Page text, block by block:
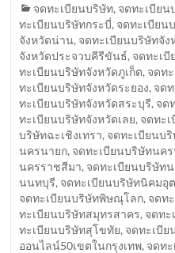
จดทะเบียนบริษัท, จดทะเบียน
ทะเบียนบริษัทกระบี่, จดทะเบียน
จังหวัดน่าน, จดทะเบียนบริษัทจั
จังหวัดประจวบคีรีขันธ์, จดทะเ
ทะเบียนบริษัทจังหวัดภูเก็ต, จดท
ทะเบียนบริษัทจังหวัดระยอง, จด
ทะเบียนบริษัทจังหวัดสระบุรี, จด
ทะเบียนบริษัทจังหวัดเลย, จดทะ
บริษัทฉะเชิงเทรา, จดทะเบียนบ
นครนายก, จดทะเบียนบริษัทนค
นครราชสีมา, จดทะเบียนบริษัท
นนทบุรี, จดทะเบียนบริษัทนิคมอุ
จดทะเบียนบริษัทพิษณุโลก, จดท
ทะเบียนบริษัทสมุทรสาคร, จดทะ
ทะเบียนบริษัทสุโขทัย, จดทะเบีย
ออนไลน์50เขตในกรุงเทพ, จดท